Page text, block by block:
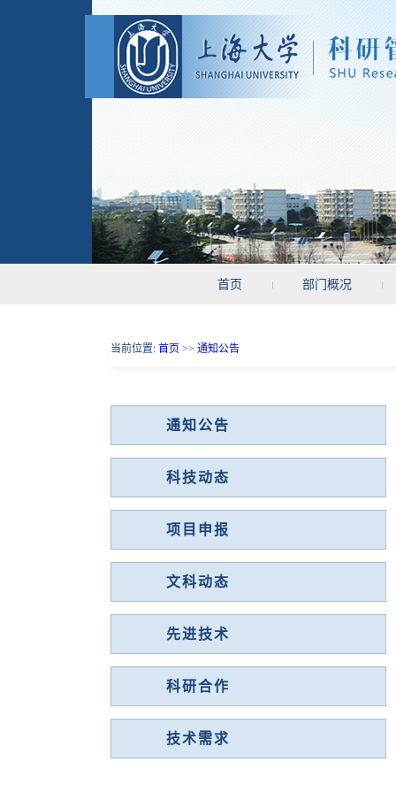
首页 部门概况
当前位置: 首页 >> 通知公告
通知公告
科技动态
项目申报
文科动态
先进技术
科研合作
技术需求